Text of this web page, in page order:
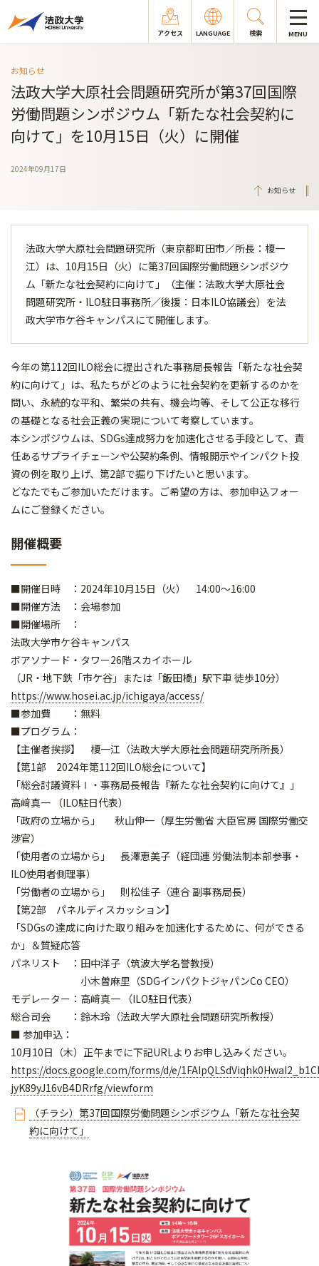
アクセス LANGUAGE 検索 MENU
お知らせ
法政大学大原社会問題研究所が第37回国際
労働問題シンポジウム「新たな社会契約に
向けて」を10月15日（火）に開催
2024年09月17日
お知らせ
法政大学大原社会問題研究所（東京都町田市／所長：榎一
江）は、10月15日（火）に第37回国際労働問題シンポジウ
ム「新たな社会契約に向けて」（主催：法政大学大原社会
問題研究所・ILO駐日事務所／後援：日本ILO協議会）を法
政大学市ケ谷キャンパスにて開催します。
今年の第112回ILO総会に提出された事務局長報告「新たな社会契
約に向けて」は、私たちがどのように社会契約を更新するのかを
問い、永続的な平和、繁栄の共有、機会均等、そして公正な移行
の基礎となる社会正義の実現について考察しています。
本シンポジウムは、SDGs達成努力を加速化させる手段として、責
任あるサプライチェーンや公契約条例、情報開示やインパクト投
資の例を取り上げ、第2部で掘り下げたいと思います。
どなたでもご参加いただけます。ご希望の方は、参加申込フォー
ムにご登録ください。
開催概要
■開催日時 ：2024年10月15日（火） 14:00～16:00
■開催方法 ：会場参加
■開催場所 ：
法政大学市ケ谷キャンパス
ボアソナード・タワー26階スカイホール
（JR・地下鉄「市ケ谷」または「飯田橋」駅下車 徒歩10分）
https://www.hosei.ac.jp/ichigaya/access/
■参加費 ：無料
■プログラム：
【主催者挨拶】 榎一江（法政大学大原社会問題研究所所長）
【第1部 2024年第112回ILO総会について】
「総会討議資料Ⅰ・事務局長報告『新たな社会契約に向けて』」
高﨑真一 （ILO駐日代表）
「政府の立場から」 秋山伸一（厚生労働省 大臣官房 国際労働交
渉官）
「使用者の立場から」 長澤恵美子（経団連 労働法制本部参事・
ILO使用者側理事）
「労働者の立場から」 則松佳子（連合 副事務局長）
【第2部 パネルディスカッション】
「SDGsの達成に向けた取り組みを加速化するために、何ができる
か」＆質疑応答
パネリスト ：田中洋子（筑波大学名誉教授）
小木曽麻里（SDGインパクトジャパンCo CEO）
モデレーター：高﨑真一 （ILO駐日代表）
総合司会 ：鈴木玲（法政大学大原社会問題研究所教授）
■ 参加申込：
10月10日（木）正午までに下記URLよりお申し込みください。
https://docs.google.com/forms/d/e/
jyK89yJ16vB4DRrfg/viewform
（チラシ）第37回国際労働問題シンポジウム「新たな社会契
約に向けて」